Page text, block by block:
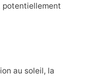
potentiellement
au soleil, la